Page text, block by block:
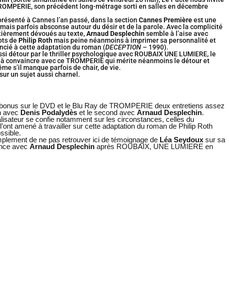
son précédent long-métrage sorti en salles en décembre
à Cannes l’an passé, dans la section Cannes Premièreest une
parfois absconse autour du désir et de la parole. Avec la complicité
dévoués au texte,Arnaud Desplechinsemble à l’aise avec
de Philip Rothmais peine néanmoins à imprimer sa personnalité et
à cette adaptation du roman (DECEPTION– 1990).
détour par le thriller psychologique avec ROUBAIX UNE LUMIERE, le
convaincre avec ce TROMPERIE qui mérite néanmoins le détour et
s’il manque parfois de chair, de vie.
un sujet aussi charnel.
sur le DVD et le Blu Ray de TROMPERIE deux entretiens assez
avec Denis Podalydèset le second avec Arnaud Desplechin.
se confie notamment sur les circonstances, celles du
amené à travailler sur cette adaptation du roman de Philip Roth
de ne pas retrouver ici de témoignage de Léa Seydouxsur sa
avec Arnaud Desplechinaprès ROUBAIX, UNE LUMIERE en